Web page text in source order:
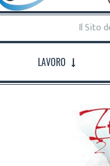
Il Sito
LAVORO